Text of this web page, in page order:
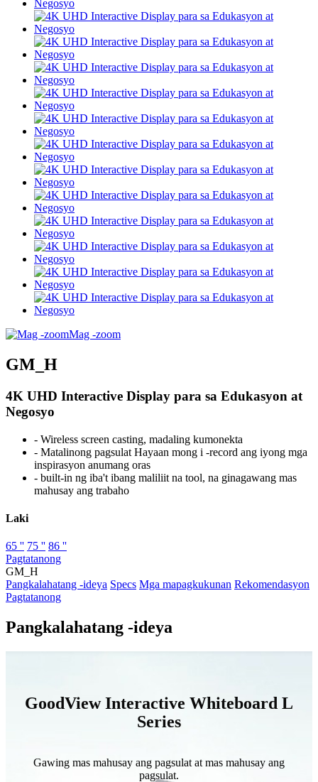
Mag -zoom
GM_H
4K UHD Interactive Display para sa Edukasyon at
Negosyo
- Wireless screen casting, madaling kumonekta
- Matalinong pagsulat Hayaan mong i -record ang iyong mga
inspirasyon anumang oras
- built-in ng iba't ibang maliliit na tool, na ginagawang mas
mahusay ang trabaho
Laki
65 '' 75 '' 86 ''
Pagtatanong
GM_H
Pangkalahatang -ideya Specs Mga mapagkukunan Rekomendasyon
Pagtatanong
Pangkalahatang -ideya
GoodView Interactive Whiteboard L
Series
Gawing mas mahusay ang pagsulat at mas mahusay ang
pagsulat.